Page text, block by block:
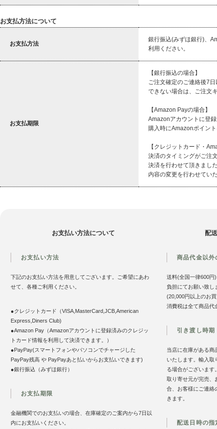
お支払方法について
お支払方法
銀行振込(みずほ銀行)、
利用ください。
お支払期限
【銀行振込の場合】
ご注文確定のご連絡後7
できない場合は、ご注文
【Amazon Payの場合】
Amazonアカウントに登
購入時にAmazonポイン
【クレジットカード・
決済のタイミングがご注
決済を行わせて頂きまし
内容の変更を行わせてい
お支払い方法について
お支払い方法
下記のお支払い方法を用意してございます。ご希望にあわ
せて、各種ご利用ください。
●クレジットカード（VISA,MasterCard,JCB,American
Express,Diners Club)
●Amazon Pay（Amazonアカウントに登録済みのクレジッ
トカード情報を利用して決済できます。）
●PayPay(スマートフォンやパソコンでチャージした
PayPay残高 や PayPayあと払いからお支払いできます)
●銀行振込（みずほ銀行）
お支払期限
金融機関でのお支払いの場合、在庫確定のご案内から7日以
内にお支払いください。
配
商品代金以外
送料(全国一律600円
負担にてお願い致し
(20,000円以上のお
消費税は全て商品代
引き渡し時期
当店に在庫がある商
いたします。輸入取
る場合がございます
取り寄せ元が完売、
合、お客様にご連絡
きます。
配送日時の